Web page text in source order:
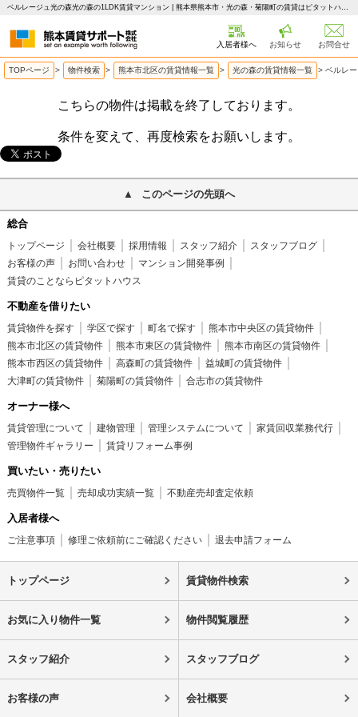
ベルレージュ光の森光の森の1LDK賃貸マンション | 熊本県熊本市・光の森・菊陽町の賃貸はピタットハウス 熊本賃貸サポート
入居者様へ お知らせ お問合せ
TOPページ > 物件検索 > 熊本市北区の賃貸情報一覧 > 光の森の賃貸情報一覧 > ベルレ
こちらの物件は掲載を終了しております。
条件を変えて、再度検索をお願いします。
このページの先頭へ
総合
トップページ 会社概要 採用情報 スタッフ紹介
スタッフブログ
お客様の声
お問い合わせ
マンション開発事例
賃貸のことならピタットハウス
不動産を借りたい
賃貸物件を探す 学区で探す 町名で探す
熊本市中央区の賃貸物件
熊本市北区の賃貸物件
熊本市東区の賃貸物件
熊本市南区の賃貸物件
熊本市西区の賃貸物件
高森町の賃貸物件
益城町の賃貸物件
大津町の賃貸物件
菊陽町の賃貸物件 合志市の賃貸物件
オーナー様へ
賃貸管理について 建物管理 管理システムについて
家賃回収業務代行
管理物件ギャラリー
賃貸リフォーム事例
買いたい・売りたい
売買物件一覧 売却成功実績一覧 不動産売却査定依頼
入居者様へ
ご注意事項 修理ご依頼前にご確認ください 退去申請フォーム
トップページ 賃貸物件検索
お気に入り物件一覧 物件閲覧履歴
スタッフ紹介 スタッフブログ
お客様の声 会社概要